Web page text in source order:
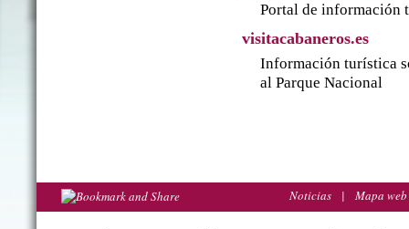
Portal de información
visitacabaneros.es
Información turística
al Parque Nacional
Noticias | Mapa web